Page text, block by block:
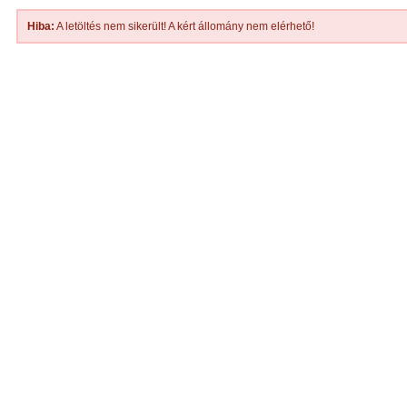
Hiba: A letöltés nem sikerült! A kért állomány nem elérhető!